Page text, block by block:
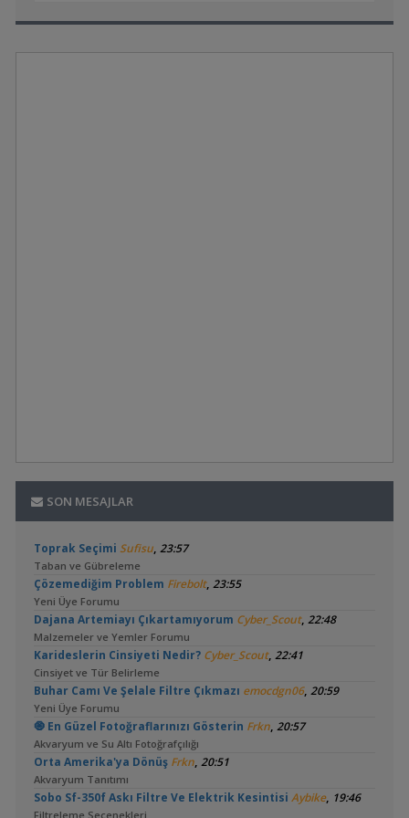
SON MESAJLAR
Toprak Seçimi Sufisu, 23:57
Taban ve Gübreleme
Çözemediğim Problem Firebolt, 23:55
Yeni Üye Forumu
Dajana Artemiayı Çıkartamıyorum Cyber_Scout, 22:48
Malzemeler ve Yemler Forumu
Karideslerin Cinsiyeti Nedir? Cyber_Scout, 22:41
Cinsiyet ve Tür Belirleme
Buhar Camı Ve Şelale Filtre Çıkmazı emocdgn06, 20:59
Yeni Üye Forumu
🧿 En Güzel Fotoğraflarınızı Gösterin Frkn, 20:57
Akvaryum ve Su Altı Fotoğrafçılığı
Orta Amerika'ya Dönüş Frkn, 20:51
Akvaryum Tanıtımı
Sobo Sf-350f Askı Filtre Ve Elektrik Kesintisi Aybike, 19:46
Filtreleme Seçenekleri